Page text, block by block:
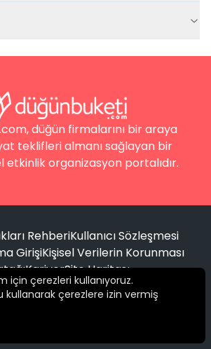
Filtrele
düğün firmalarını bir araya
teklifleri almanı sağlayan bir
etkinlik organizasyon portalıdır.
RehberiKullanıcı Sözleşmesi
GirişiKişisel Verilerin Korunması
KariyerSite Haritası
için çerezleri kullanıyoruz.
kullanarak çerezlere izin vermiş